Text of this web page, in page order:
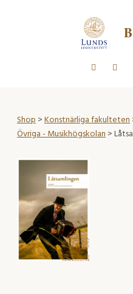
Shop>Konstnärliga fakulteten
Övriga - Musikhögskolan>